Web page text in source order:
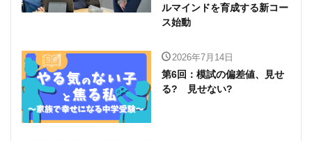
ルマインドを育成する新コー
ス始動
2026年7月14日
第6回：模試の偏差値、見せ
る? 見せない?